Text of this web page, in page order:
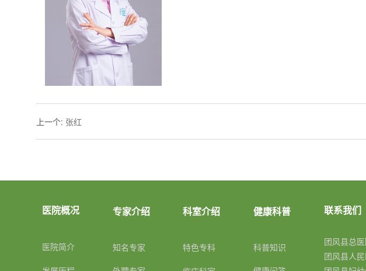
上一个: 张红
医院概况
医院简介
专家介绍
知名专家
科室介绍
特色专科
健康科普
科普知识
联系我们
团风县总医
团风县人民